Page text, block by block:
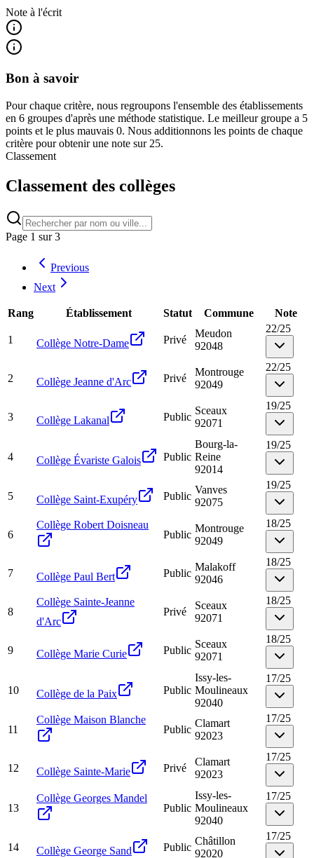
Note à l'écrit
Bon à savoir
Pour chaque critère, nous regroupons l'ensemble des établissements
en 6 groupes d'après une méthode statistique. Le meilleur groupe a 5
points et le plus mauvais 0. Nous additionnons les points de chaque
critère pour obtenir une note sur 25.
Classement
Classement des collèges
Page 1 sur3
Previous
Next
Rang Établissement Statut Commune Note
1 Collège Notre-Dame Privé
Meudon
92048
22/25
2 Collège Jeanne d'Arc Privé
Montrouge
92049
22/25
3 Collège Lakanal Public
Sceaux
92071
19/25
4 Collège Évariste Galois Public
Bourg-la-
Reine
92014
19/25
5 Collège Saint-Exupéry Public
Vanves
92075
19/25
6
Collège Robert Doisneau
Public
Montrouge
92049
18/25
7 Collège Paul Bert Public
Malakoff
92046
18/25
8
Collège Sainte-Jeanne
d'Arc
Privé
Sceaux
92071
18/25
9 Collège Marie Curie Public
Sceaux
92071
18/25
10 Collège de la Paix Public
Issy-les-
Moulineaux
92040
17/25
11
Collège Maison Blanche
Public
Clamart
92023
17/25
12 Collège Sainte-Marie Privé
Clamart
92023
17/25
13
Collège Georges Mandel
Public
Issy-les-
Moulineaux
92040
17/25
14 Collège George Sand Public
Châtillon
92020
17/25